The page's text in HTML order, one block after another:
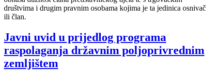
društvima i drugim pravnim osobama kojima je ta jedinica osnivač
ili član.
Javni uvid u prijedlog programa
raspolaganja državnim poljoprivrednim
zemljištem